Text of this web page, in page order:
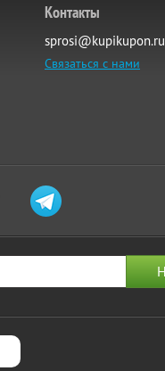
Контакты
sprosi@kupikupon.ru
Связаться с нами